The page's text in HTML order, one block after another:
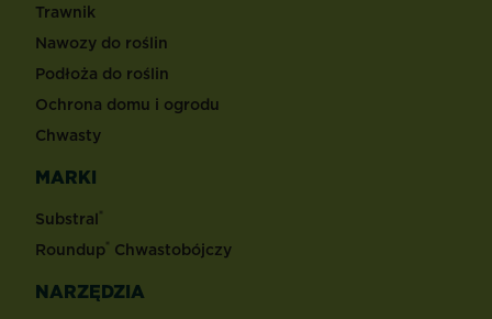
Trawnik
Nawozy do roślin
Podłoża do roślin
Ochrona domu i ogrodu
Chwasty
MARKI
Substral®
Roundup® Chwastobójczy
NARZĘDZIA